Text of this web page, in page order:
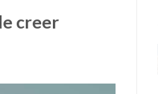
creer